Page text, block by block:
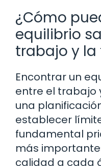
¿Cómo
equilibrio
trabajo y
Encontrar un
entre el trabajo
una
establecer
fundamental
más
calidad a cada